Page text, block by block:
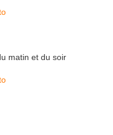
matin et du soir